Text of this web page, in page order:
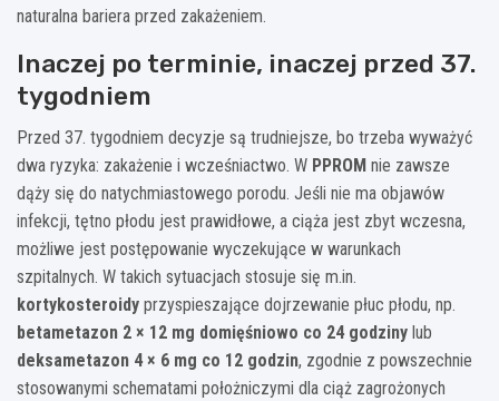
naturalna bariera przed zakażeniem.
Inaczej po terminie, inaczej przed 37.
tygodniem
Przed 37. tygodniem decyzje są trudniejsze, bo trzeba wyważyć
dwa ryzyka: zakażenie i wcześniactwo. W PPROM nie zawsze
dąży się do natychmiastowego porodu. Jeśli nie ma objawów
infekcji, tętno płodu jest prawidłowe, a ciąża jest zbyt wczesna,
możliwe jest postępowanie wyczekujące w warunkach
szpitalnych. W takich sytuacjach stosuje się m.in.
kortykosteroidy przyspieszające dojrzewanie płuc płodu, np.
betametazon 2 × 12 mg domięśniowo co 24 godziny lub
deksametazon 4 × 6 mg co 12 godzin, zgodnie z powszechnie
stosowanymi schematami położniczymi dla ciąż zagrożonych